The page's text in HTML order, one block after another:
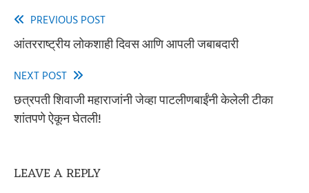
Read
more
articles
PREVIOUS POST
आंतरराष्ट्रीय लोकशाही दिवस आणि आपली जबाबदारी
NEXT POST
छत्रपती शिवाजी महाराजांनी जेव्हा पाटलीणबाईंनी केलेली टीका
शांतपणे ऐकून घेतली!
LEAVE A REPLY